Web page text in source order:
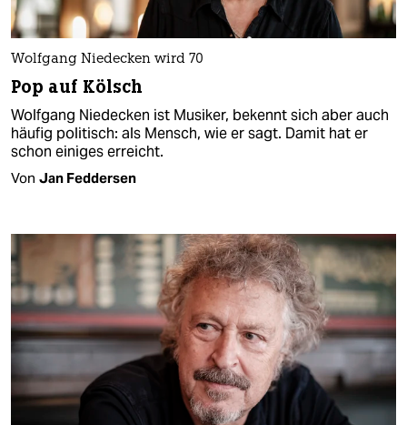
Wolfgang Niedecken wird 70
Pop auf Kölsch
Wolfgang Niedecken ist Musiker, bekennt sich aber auch
häufig politisch: als Mensch, wie er sagt. Damit hat er
schon einiges erreicht.
Von Jan Feddersen